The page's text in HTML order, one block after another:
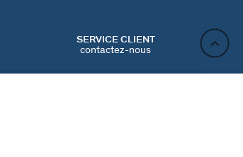
SERVICE CLIENT
contactez-nous